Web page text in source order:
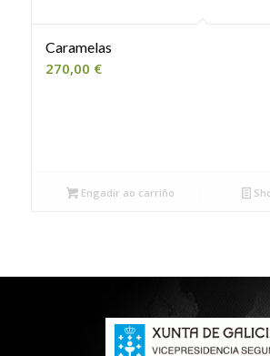
Caramelas
270,00 €
Engadir ao carriño